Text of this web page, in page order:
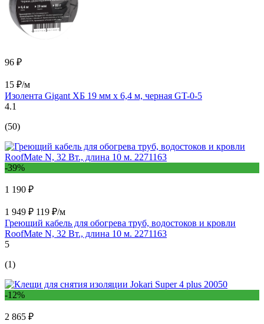
96 ₽
15 ₽/м
Изолента Gigant ХБ 19 мм х 6,4 м, черная GT-0-5
4.1
(50)
-39%
1 190 ₽
1 949 ₽ 119 ₽/м
Греющий кабель для обогрева труб, водостоков и кровли
RoofMate N, 32 Вт., длина 10 м. 2271163
5
(1)
-12%
2 865 ₽